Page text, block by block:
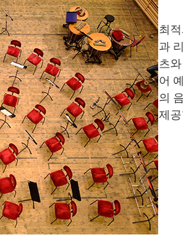
최
과
츠
어
의
제